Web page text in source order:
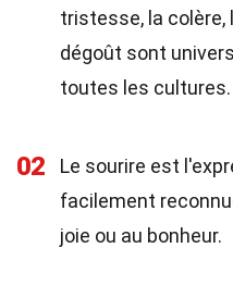
tristesse, la colère,
dégoût sont
toutes les cultures.
02
Le sourire est
facilement
joie ou au bonheur.